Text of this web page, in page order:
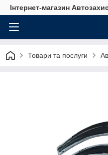
Інтернет-магазин
Товари та послуги